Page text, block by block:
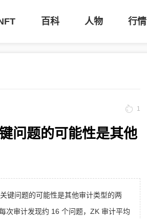
百科 人物 行情
1
问题的可能性是其他
键问题的可能性是其他审计类型的两
次审计发现约 16 个问题，ZK 审计平均